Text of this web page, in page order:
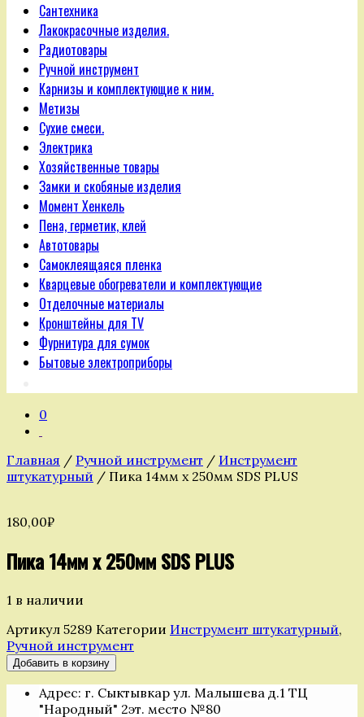
Сантехника
Лакокрасочные изделия.
Радиотовары
Ручной инструмент
Карнизы и комплектующие к ним.
Метизы
Сухие смеси.
Электрика
Хозяйственные товары
Замки и скобяные изделия
Момент Хенкель
Пена, герметик, клей
Автотовары
Самоклеящаяся пленка
Кварцевые обогреватели и комплектующие
Отделочные материалы
Кронштейны для TV
Фурнитура для сумок
Бытовые электроприборы
0
Главная / Ручной инструмент / Инструмент
штукатурный / Пика 14мм х 250мм SDS PLUS
180,00₽
Пика 14мм х 250мм SDS PLUS
1 в наличии
Артикул 5289 Категории Инструмент штукатурный,
Ручной инструмент
Количество
товара
Пика
Добавить в корзину
Адрес: г. Сыктывкар ул. Малышева д.1 ТЦ
"Народный" 2эт. место №80